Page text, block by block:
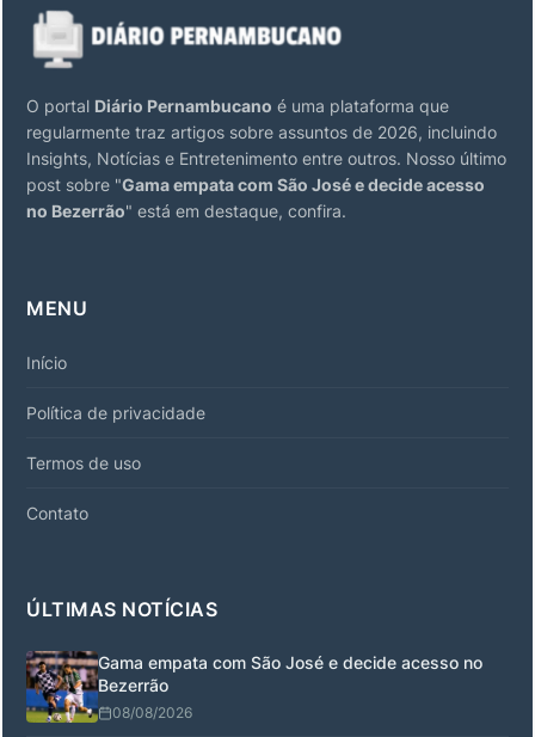
O portal Diário Pernambucano é uma plataforma que
regularmente traz artigos sobre assuntos de 2026, incluindo
Insights, Notícias e Entretenimento entre outros. Nosso último
post sobre "Gama empata com São José e decide acesso
no Bezerrão" está em destaque, confira.
MENU
Início
Política de privacidade
Termos de uso
Contato
ÚLTIMAS NOTÍCIAS
Gama empata com São José e decide acesso no
Bezerrão
08/08/2026